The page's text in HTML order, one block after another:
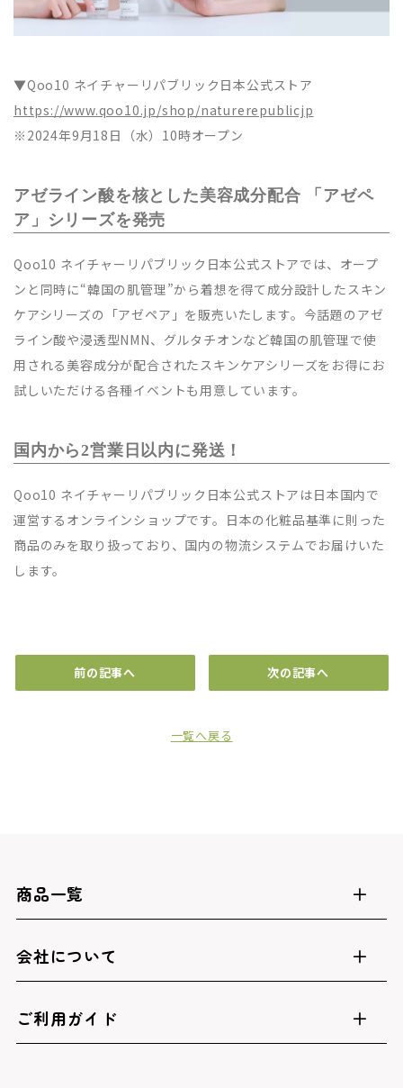
▼Qoo10 ネイチャーリパブリック日本公式ストア
https://www.qoo10.jp/shop/naturerepublicjp
※2024年9月18日（水）10時オープン
アゼライン酸を核とした美容成分配合 「アゼペ
ア」シリーズを発売
Qoo10 ネイチャーリパブリック日本公式ストアでは、オープ
ンと同時に“韓国の肌管理”から着想を得て成分設計したスキン
ケアシリーズの「アゼペア」を販売いたします。今話題のアゼ
ライン酸や浸透型NMN、グルタチオンなど韓国の肌管理で使
用される美容成分が配合されたスキンケアシリーズをお得にお
試しいただける各種イベントも用意しています。
国内から2営業日以内に発送！
Qoo10 ネイチャーリパブリック日本公式ストアは日本国内で
運営するオンラインショップです。日本の化粧品基準に則った
商品のみを取り扱っており、国内の物流システムでお届けいた
します。
前の記事へ
一覧へ戻る
次の記事へ
商品一覧
会社について
ご利用ガイド